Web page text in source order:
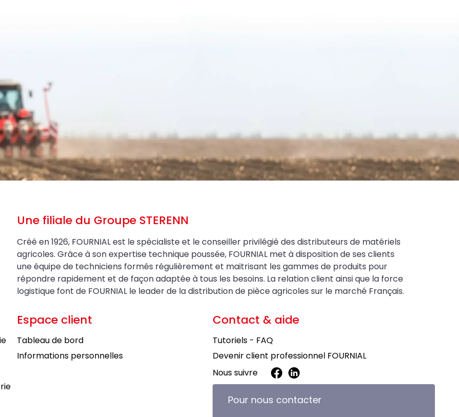
Une filiale du Groupe STERENN
Créé en 1926, FOURNIAL est le spécialiste et le conseiller privilégié des distributeurs de matériels
agricoles. Grâce à son expertise technique poussée, FOURNIAL met à disposition de ses clients
une équipe de techniciens formés régulièrement et maitrisant les gammes de produits pour
répondre rapidement et de façon adaptée à tous les besoins. La relation client ainsi que la force
logistique font de FOURNIAL le leader de la distribution de pièce agricoles sur le marché Français.
Espace client
Tableau de bord
Informations personnelles
Contact & aide
Tutoriels - FAQ
Devenir client professionnel FOURNIAL
Nous suivre
Pour nous contacter